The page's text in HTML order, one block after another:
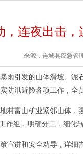
，连夜出击
来源：连城县应急管
引发的山体滑坡、泥
防汛避险各项工作，
富山矿业紧邻山体，
作组，明确分工，细
讲和安全劝导，详细